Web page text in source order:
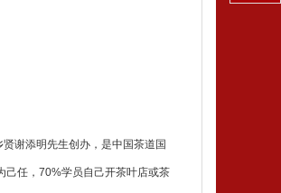
谢添明先生创办，是中国茶道国
己任，70%学员自己开茶叶店或茶